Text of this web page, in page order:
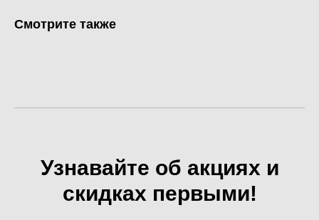
Смотрите также
Узнавайте об акциях и
скидках первыми!